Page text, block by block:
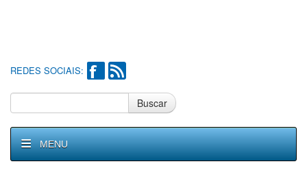
REDES SOCIAIS:
Buscar
MENU